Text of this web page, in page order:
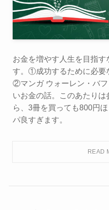
お金を増やす人生を目指
す。①成功するために必要
②マンガ ウォーレン・バ
いお金の話。このあたり
ら、3冊を買っても800円
パ良すぎます。